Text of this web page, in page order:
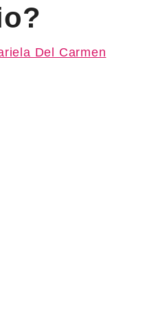
Del Carmen